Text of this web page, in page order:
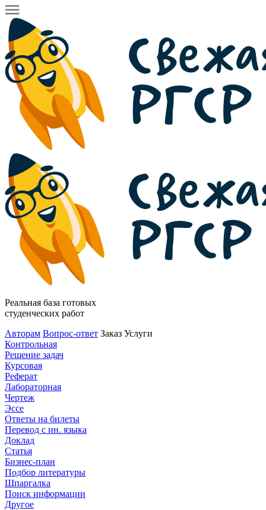
Реальная база готовых
студенческих работ
Авторам Вопрос-ответ Заказ Услуги
Контрольная
Решение задач
Курсовая
Реферат
Лабораторная
Чертеж
Эссе
Ответы на билеты
Перевод с ин. языка
Доклад
Статья
Бизнес-план
Подбор литературы
Шпаргалка
Поиск информации
Другое